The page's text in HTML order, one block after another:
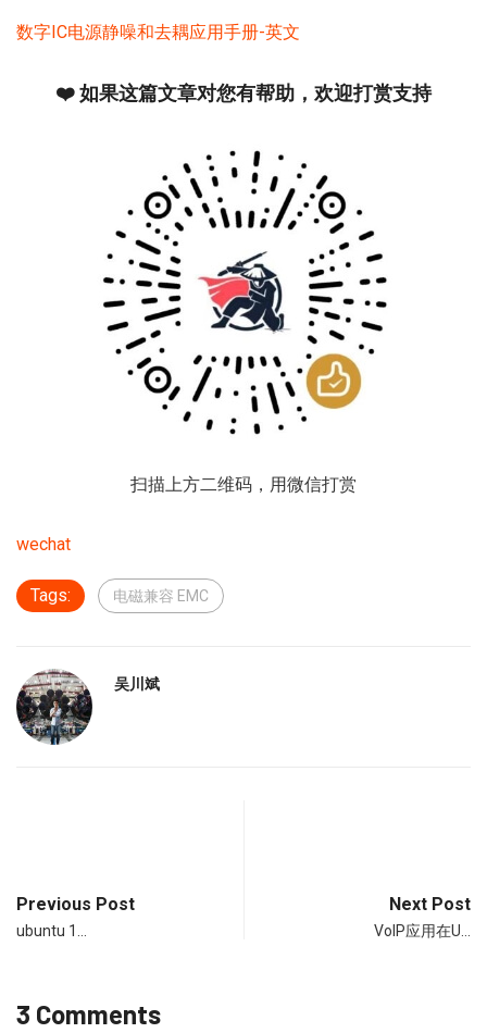
数字IC电源静噪和去耦应用手册-英文
❤️ 如果这篇文章对您有帮助，欢迎打赏支持
扫描上方二维码，用微信打赏
wechat
Tags: 电磁兼容 EMC
吴川斌
Previous Post
ubuntu 1…
Next Post
VoIP应用在U…
3 Comments